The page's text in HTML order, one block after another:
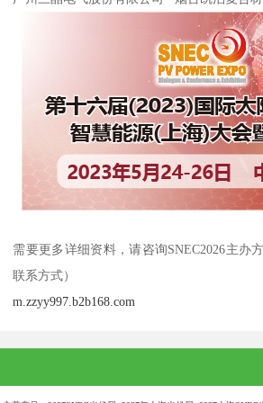
需要更多详细资料，请咨询SNEC2026主办
联系方式）
m.zzyy997.b2b168.com